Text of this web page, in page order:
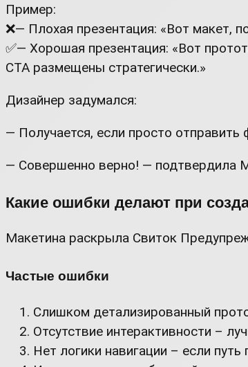
Пример:
❌— Плохая презентация: «Вот макет,
✅— Хорошая презентация: «Вот
CTA размещены стратегически.»
Дизайнер задумался:
— Получается, если просто
— Совершенно верно! — подтвердила
Какие ошибки делают при
Макетина раскрыла Свиток
Частые ошибки
Слишком детализированный
Отсутствие интерактивности –
Нет логики навигации – если